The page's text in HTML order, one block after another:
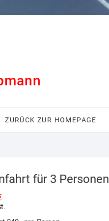
ZURÜCK ZUR HOMEPAGE
für 3 Personen